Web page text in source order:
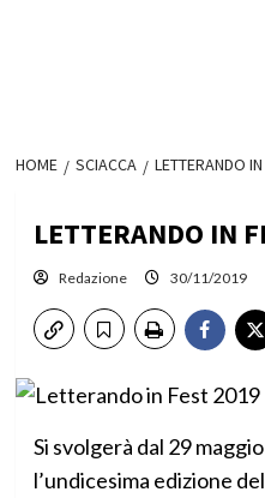
HOME SCIACCA LETTERANDO
LETTERANDO IN
Redazione 30/11/2019
Si svolgerà dal 29
l’undicesima edizione